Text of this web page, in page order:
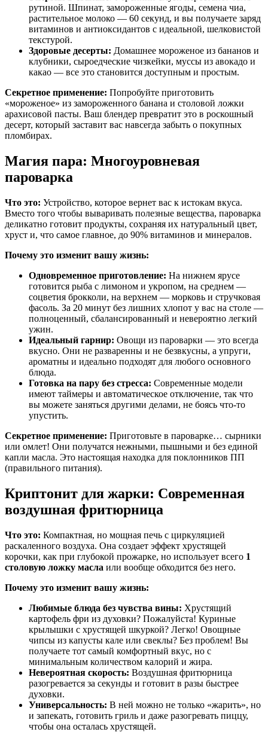
рутиной. Шпинат, замороженные ягоды, семена чиа,
растительное молоко — 60 секунд, и вы получаете заряд
витаминов и антиоксидантов с идеальной, шелковистой
текстурой.
Здоровые десерты: Домашнее мороженое из бананов и
клубники, сыроедческие чизкейки, муссы из авокадо и
какао — все это становится доступным и простым.
Секретное применение: Попробуйте приготовить
«мороженое» из замороженного банана и столовой ложки
арахисовой пасты. Ваш блендер превратит это в роскошный
десерт, который заставит вас навсегда забыть о покупных
пломбирах.
Магия пара: Многоуровневая
пароварка
Что это: Устройство, которое вернет вас к истокам вкуса.
Вместо того чтобы вываривать полезные вещества, пароварка
деликатно готовит продукты, сохраняя их натуральный цвет,
хруст и, что самое главное, до 90% витаминов и минералов.
Почему это изменит вашу жизнь:
Одновременное приготовление: На нижнем ярусе
готовится рыба с лимоном и укропом, на среднем —
соцветия брокколи, на верхнем — морковь и стручковая
фасоль. За 20 минут без лишних хлопот у вас на столе —
полноценный, сбалансированный и невероятно легкий
ужин.
Идеальный гарнир: Овощи из пароварки — это всегда
вкусно. Они не разваренны и не безвкусны, а упруги,
ароматны и идеально подходят для любого основного
блюда.
Готовка на пару без стресса: Современные модели
имеют таймеры и автоматическое отключение, так что
вы можете заняться другими делами, не боясь что-то
упустить.
Секретное применение: Приготовьте в пароварке… сырники
или омлет! Они получатся нежными, пышными и без единой
капли масла. Это настоящая находка для поклонников ПП
(правильного питания).
Криптонит для жарки: Современная
воздушная фритюрница
Что это: Компактная, но мощная печь с циркуляцией
раскаленного воздуха. Она создает эффект хрустящей
корочки, как при глубокой прожарке, но использует всего 1
столовую ложку масла или вообще обходится без него.
Почему это изменит вашу жизнь:
Любимые блюда без чувства вины: Хрустящий
картофель фри из духовки? Пожалуйста! Куриные
крылышки с хрустящей шкуркой? Легко! Овощные
чипсы из капусты кале или свеклы? Без проблем! Вы
получаете тот самый комфортный вкус, но с
минимальным количеством калорий и жира.
Невероятная скорость: Воздушная фритюрница
разогревается за секунды и готовит в разы быстрее
духовки.
Универсальность: В ней можно не только «жарить», но
и запекать, готовить гриль и даже разогревать пиццу,
чтобы она осталась хрустящей.